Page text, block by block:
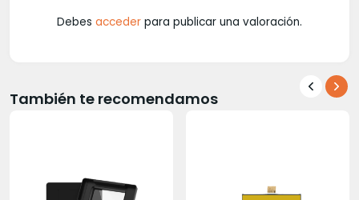
Debes acceder para publicar una valoración.
También te recomendamos